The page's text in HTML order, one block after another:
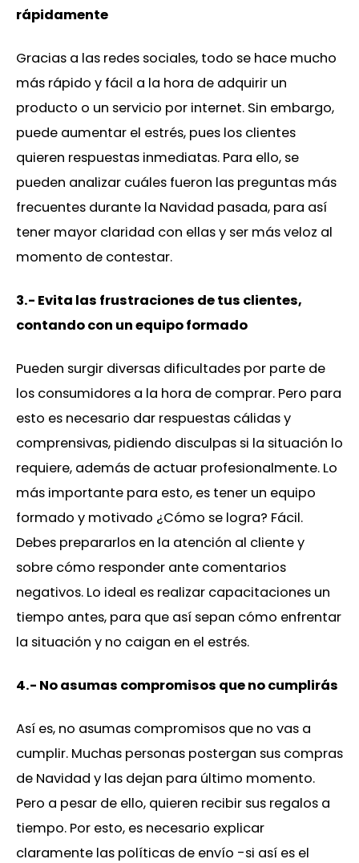
rápidamente
Gracias a las redes sociales, todo se hace mucho
más rápido y fácil a la hora de adquirir un
producto o un servicio por internet. Sin embargo,
puede aumentar el estrés, pues los clientes
quieren respuestas inmediatas. Para ello, se
pueden analizar cuáles fueron las preguntas más
frecuentes durante la Navidad pasada, para así
tener mayor claridad con ellas y ser más veloz al
momento de contestar.
3.- Evita las frustraciones de tus clientes,
contando con un equipo formado
Pueden surgir diversas dificultades por parte de
los consumidores a la hora de comprar. Pero para
esto es necesario dar respuestas cálidas y
comprensivas, pidiendo disculpas si la situación lo
requiere, además de actuar profesionalmente. Lo
más importante para esto, es tener un equipo
formado y motivado ¿Cómo se logra? Fácil.
Debes prepararlos en la atención al cliente y
sobre cómo responder ante comentarios
negativos. Lo ideal es realizar capacitaciones un
tiempo antes, para que así sepan cómo enfrentar
la situación y no caigan en el estrés.
4.- No asumas compromisos que no cumplirás
Así es, no asumas compromisos que no vas a
cumplir. Muchas personas postergan sus compras
de Navidad y las dejan para último momento.
Pero a pesar de ello, quieren recibir sus regalos a
tiempo. Por esto, es necesario explicar
claramente las políticas de envío -si así es el